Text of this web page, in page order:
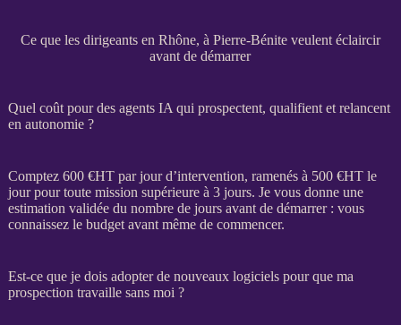
Ce que les dirigeants en Rhône, à Pierre-Bénite veulent éclaircir
avant de démarrer
Quel coût pour des agents IA qui prospectent, qualifient et relancent
en autonomie ?
Comptez 600 €HTpar jour d’intervention, ramenés à 500 €HTle
jour pour toute mission supérieure à 3 jours. Je vous donne une
estimation validée du nombre de jours avant de démarrer : vous
connaissez le budget avant même de commencer.
Est-ce que je dois adopter de nouveaux logiciels pour que ma
prospection travaille sans moi ?